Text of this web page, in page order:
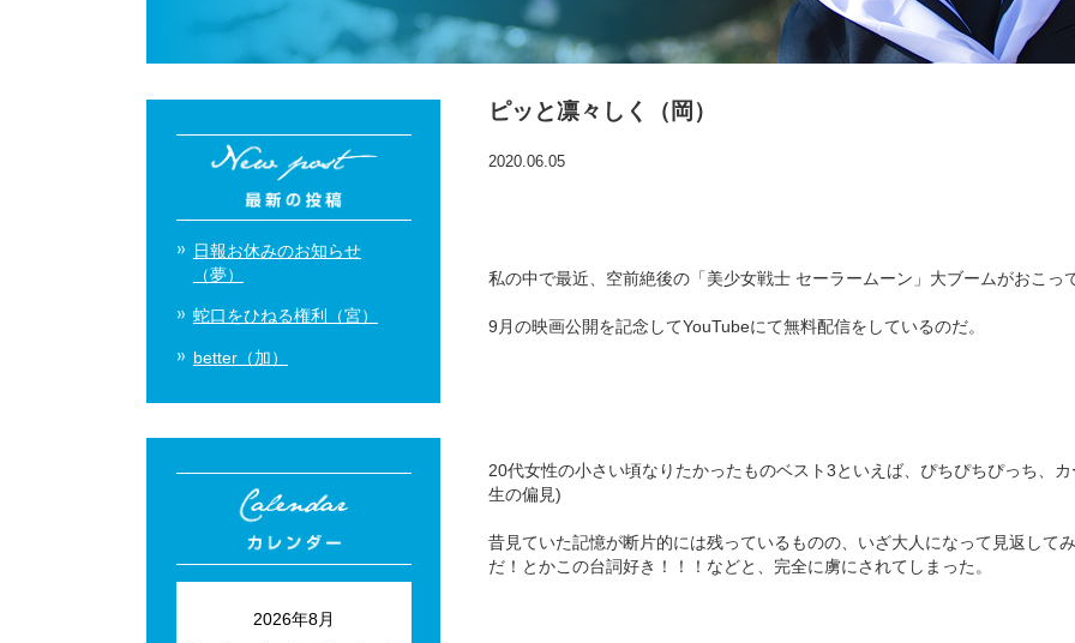
ピッと凛々しく（岡）
2020.06.05
私の中で最近、空前絶後の「美少女戦士 セーラームーン」大ブームがおこっ
9月の映画公開を記念してYouTubeにて無料配信をしているのだ。
20代女性の小さい頃なりたかったものベスト3といえば、ぴちぴちぴっち、
生の偏見)
昔見ていた記憶が断片的には残っているものの、いざ大人になって見返して
だ！とかこの台詞好き！！！などと、完全に虜にされてしまった。
日報お休みのお知らせ
（夢）
蛇口をひねる権利（宮）
better（加）
2026年8月